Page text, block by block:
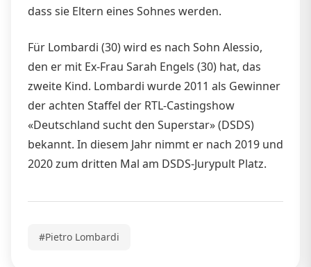
dass sie Eltern eines Sohnes werden.
Für Lombardi (30) wird es nach Sohn Alessio,
den er mit Ex-Frau Sarah Engels (30) hat, das
zweite Kind. Lombardi wurde 2011 als Gewinner
der achten Staffel der RTL-Castingshow
«Deutschland sucht den Superstar» (DSDS)
bekannt. In diesem Jahr nimmt er nach 2019 und
2020 zum dritten Mal am DSDS-Jurypult Platz.
#Pietro Lombardi